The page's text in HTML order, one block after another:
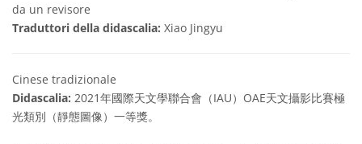
da un revisore
Traduttori della didascalia: Xiao Jingyu
Cinese tradizionale
Didascalia: 2021年國際天文學聯合會（IAU）OAE天文攝影比賽極
光類別（靜態圖像）一等獎。